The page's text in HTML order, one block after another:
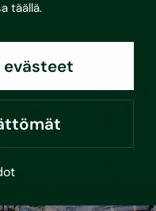
täällä.
evästeet